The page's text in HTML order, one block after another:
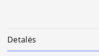
Detalės